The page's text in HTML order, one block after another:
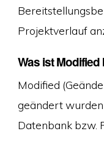
Projektverlauf
Was ist
Modified
geändert
Datenbank bzw.